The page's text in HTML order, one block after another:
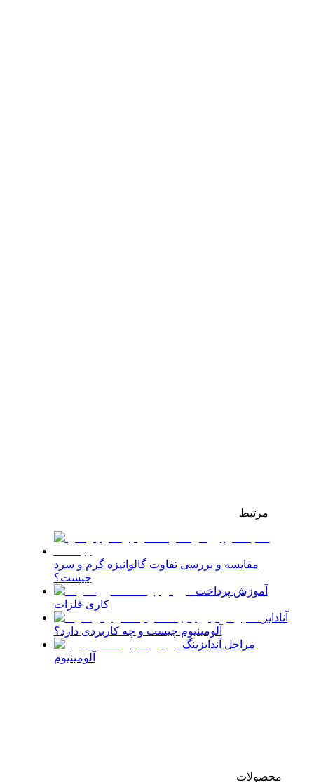
مرتبط
مقایسه و بررسی تفاوت گالوانیزه گرم و سرد
چیست؟
آموزش پرداخت
کاری فلزات
آنادایز
آلومینیوم چیست و چه کاربردی دارد؟
مراحل آندایزینگ
آلومینیوم
محصولات